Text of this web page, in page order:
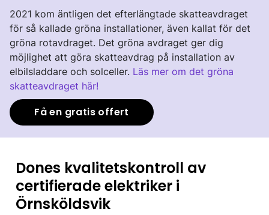
2021 kom äntligen det efterlängtade skatteavdraget
för så kallade gröna installationer, även kallat för det
gröna rotavdraget. Det gröna avdraget ger dig
möjlighet att göra skatteavdrag på installation av
elbilsladdare och solceller. Läs mer om det gröna
skatteavdraget här!
Få en gratis offert
Dones kvalitetskontroll av
certifierade elektriker i
Örnsköldsvik